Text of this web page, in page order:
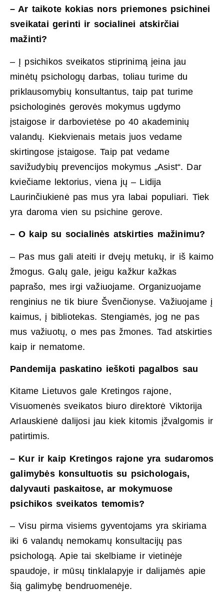
– Ar taikote kokias nors priemones psichinei
sveikatai gerinti ir socialinei atskirčiai
mažinti?
– Į psichikos sveikatos stiprinimą įeina jau
minėtų psichologų darbas, toliau turime du
priklausomybių konsultantus, taip pat turime
psichologinės gerovės mokymus ugdymo
įstaigose ir darbovietėse po 40 akademinių
valandų. Kiekvienais metais juos vedame
skirtingose įstaigose. Taip pat vedame
savižudybių prevencijos mokymus „Asist“. Dar
kviečiame lektorius, viena jų – Lidija
Laurinčiukienė pas mus yra labai populiari. Tiek
yra daroma vien su psichine gerove.
– O kaip su socialinės atskirties mažinimu?
– Pas mus gali ateiti ir dvejų metukų, ir iš kaimo
žmogus. Galų gale, jeigu kažkur kažkas
paprašo, mes irgi važiuojame. Organizuojame
renginius ne tik biure Švenčionyse. Važiuojame į
kaimus, į bibliotekas. Stengiamės, jog ne pas
mus važiuotų, o mes pas žmones. Tad atskirties
kaip ir nematome.
Pandemija paskatino ieškoti pagalbos sau
Kitame Lietuvos gale Kretingos rajone,
Visuomenės sveikatos biuro direktorė Viktorija
Arlauskienė dalijosi jau kiek kitomis įžvalgomis ir
patirtimis.
– Kur ir kaip Kretingos rajone yra sudaromos
galimybės konsultuotis su psichologais,
dalyvauti paskaitose, ar mokymuose
psichikos sveikatos temomis?
– Visu pirma visiems gyventojams yra skiriama
iki 6 valandų nemokamų konsultacijų pas
psichologą. Apie tai skelbiame ir vietinėje
spaudoje, ir mūsų tinklalapyje ir dalijamės apie
šią galimybę bendruomenėje.